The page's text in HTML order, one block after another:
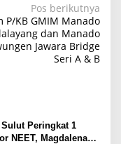
Pos berikutnya
P/KB GMIM Manado
dan Manado
Jawara Bridge
Seri A & B
Peringkat 1
NEET, Magdalena